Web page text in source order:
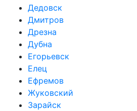
Дедовск
Дмитров
Дрезна
Дубна
Егорьевск
Елец
Ефремов
Жуковский
Зарайск